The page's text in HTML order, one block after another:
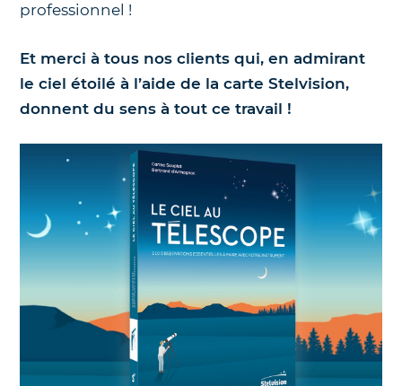
professionnel !
Et merci à tous nos clients qui, en admirant
le ciel étoilé à l’aide de la carte Stelvision,
donnent du sens à tout ce travail !